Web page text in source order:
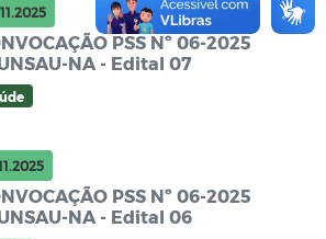
PSS Nº 06-2025
NA - Edital 07
PSS Nº 06-2025
NA - Edital 06